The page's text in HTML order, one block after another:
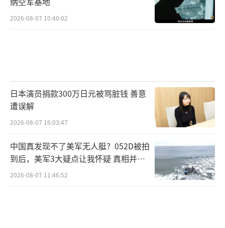
澳大利亚矿业项目投资和运营商Cove Capi
那些急需关键矿产的企业正与中国以外开发供
应链的企业展开接触，但供应紧张的局面仍将
持续。
特朗普签署行政令，准许“开发美国近海
关键矿产和资源”，意图借此重振美国在深海
海底矿产领域的主导地位，并对抗中国在该领
2026-08-07 10:40:02
日本演员捐款300万日元被骂脏钱 善意
遭误解
2026-08-07 16:03:47
中国真发现不了美军无人艇？052D被拍
到后，美军3大疑点让我怀疑 真相并非
如此
2026-08-07 11:46:52